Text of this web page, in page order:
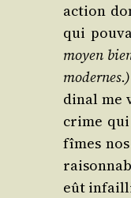
action
qui
moyen
modernes.)
di­nal me
crime
fîmes
eût